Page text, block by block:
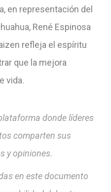
en representación del
René Espinosa
refleja el espíritu
que la mejora
vida.
donde líderes
comparten sus
y opiniones.
en este documento